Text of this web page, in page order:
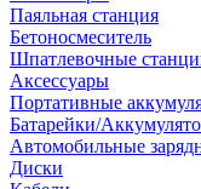
Паяльная станция
Бетоносмеситель
Шпатлевочные
Аксессуары
Портативные
Батарейки/
Автомобильные
Диски